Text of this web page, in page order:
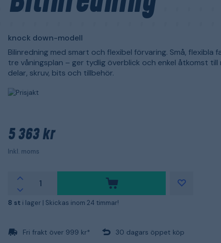
knock down-modell
Bilinredning med smart och flexibel förvaring. Små, flexibla
tre våningsplan – ger tydlig överblick och enkel åtkomst till
delar, skruv, bits och tillbehör.
5 363 kr
Inkl. moms
8 st i lager | Skickas inom 24 timmar!
Fri frakt över 999 kr* 30 dagars öppet köp